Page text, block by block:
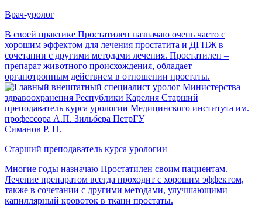
Врач-уролог
В своей практике Простатилен назначаю очень часто с
хорошим эффектом для лечения простатита и ДГПЖ в
сочетании с другими методами лечения. Простатилен –
препарат животного происхождения, обладает
органотропным действием в отношении простаты.
Симанов Р. Н.
Старший преподаватель курса урологии
Многие годы назначаю Простатилен своим пациентам.
Лечение препаратом всегда проходит с хорошим эффектом,
также в сочетании с другими методами, улучшающими
капиллярный кровоток в ткани простаты.